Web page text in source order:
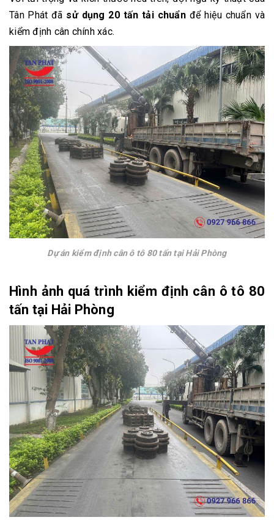
Tân Phát đã sử dụng 20 tấn tải chuẩnđể hiệu chuẩn và
kiểm định cân chính xác.
Dự án kiểm định cân ô tô 80 tấn tại Hải Phòng
Hình ảnh quá trình kiểm định cân ô tô 80
tấn tại Hải Phòng